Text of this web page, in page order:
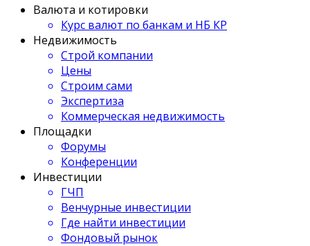
Валюта и котировки
Курс валют по банкам и НБ КР
Недвижимость
Строй компании
Цены
Строим сами
Экспертиза
Коммерческая недвижимость
Площадки
Форумы
Конференции
Инвестиции
ГЧП
Венчурные инвестиции
Где найти инвестиции
Фондовый рынок